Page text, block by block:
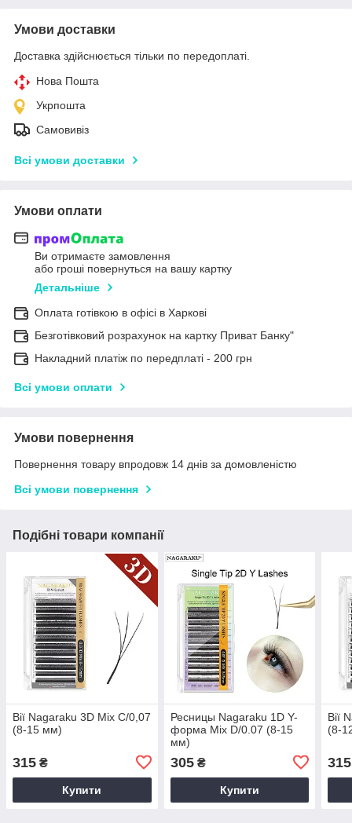
Умови доставки
Доставка здійснюється тільки по передоплаті.
Нова Пошта
Укрпошта
Самовивіз
Всі умови доставки
Умови оплати
Ви отримаєте замовлення
або гроші повернуться на вашу картку
Детальніше
Оплата готівкою в офісі в Харкові
Безготівковий розрахунок на картку Приват Банку"
Накладний платіж по передплаті - 200 грн
Всі умови оплати
Умови повернення
Повернення товару впродовж 14 днів за домовленістю
Всі умови повернення
Подібні товари компанії
Вії Nagaraku 3D Mix С/0,07
(8-15 мм)
315 ₴
Купити
Ресницы Nagaraku 1D Y-
форма Mix D/0.07 (8-15
мм)
305₴
Купити
Вії
(8-
315